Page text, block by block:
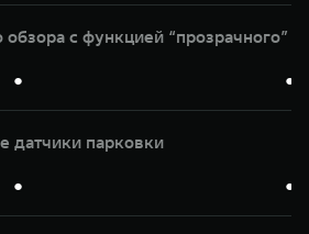
с функцией “прозрачного”
● ●
датчики парковки
● ●